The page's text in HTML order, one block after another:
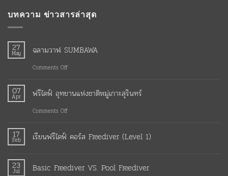
บทความ ข่าวสารล่าสุด
27
May ฉลามวาฬ SUMBAWA
Comments Offon
วาฬ
07
Apr ฟรีไดฟ์ อุทยานแห่งชาติหมู่เกาะสุรินทร์
Comments Offon
ไดฟ์
ชาติ
17
Feb
เรียนฟรีไดฟ์ คอร์ส Freediver (Level 1)
23
Jul Basic Freediver VS. Pool Freediver